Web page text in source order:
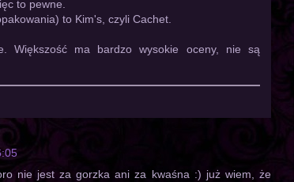
to pewne.
to Kim's, czyli Cachet.
Większość ma bardzo wysokie oceny, nie są
nie jest za gorzka ani za kwaśna :) już wiem, że